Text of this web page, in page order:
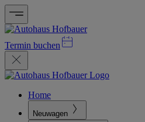
Termin buchen
Home
Neuwagen